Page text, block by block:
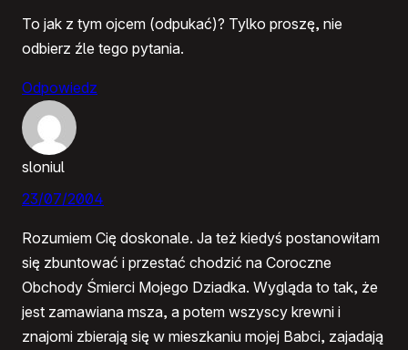
To jak z tym ojcem (odpukać)? Tylko proszę, nie
odbierz źle tego pytania.
Odpowiedz
sloniul
23/07/2004
Rozumiem Cię doskonale. Ja też kiedyś postanowiłam
się zbuntować i przestać chodzić na Coroczne
Obchody Śmierci Mojego Dziadka. Wygląda to tak, że
jest zamawiana msza, a potem wszyscy krewni i
znajomi zbierają się w mieszkaniu mojej Babci, zajadają